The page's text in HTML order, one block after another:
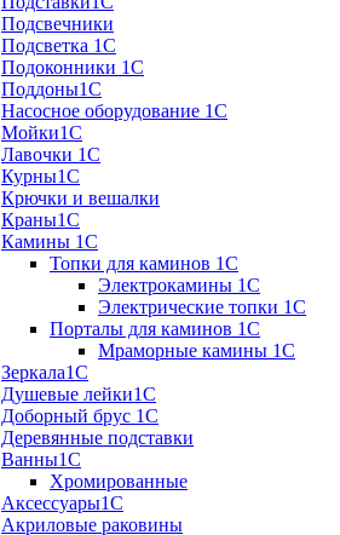
Подсвечники
Подсветка 1С
Подоконники 1С
Поддоны1С
Насосное оборудование 1С
Мойки1С
Лавочки 1С
Курны1С
Крючки и вешалки
Краны1С
Камины 1C
Топки для каминов 1C
Электрокамины 1С
Электрические топки 1C
Порталы для каминов 1С
Мраморные камины 1C
Зеркала1С
Душевые лейки1С
Доборный брус 1С
Деревянные подставки
Ванны1С
Хромированные
Аксессуары1С
Акриловые раковины